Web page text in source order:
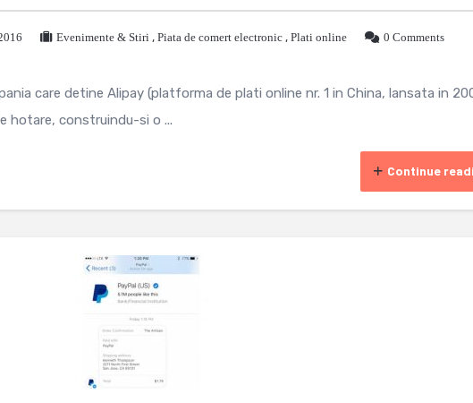
Evenimente & Stiri , Piata de comert electronic , Plati online
0 Comments
care detine Alipay (platforma de plati online nr. 1 in China, lansata in
hotare, construindu-si o ...
Continue